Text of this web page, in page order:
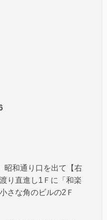
昭和通り口を出て【右
り直進し1Ｆに「和楽
さな角のビルの2Ｆ